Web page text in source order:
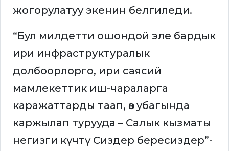
жогорулатуу экенин белгиледи.
“Бул милдетти ошондой эле бардык
ири инфраструктуралык
долбоорлорго, ири саясий
мамлекеттик иш-чараларга
каражаттарды таап, өз убагында
каржылап турууда – Салык кызматы
негизги күчтү Сиздер бересиздер”-